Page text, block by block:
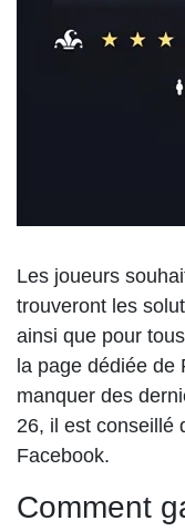
Les joueurs
trouveront les
ainsi que pour
la page dédiée de
manquer des
26, il est conseillé
Facebook.
Comment